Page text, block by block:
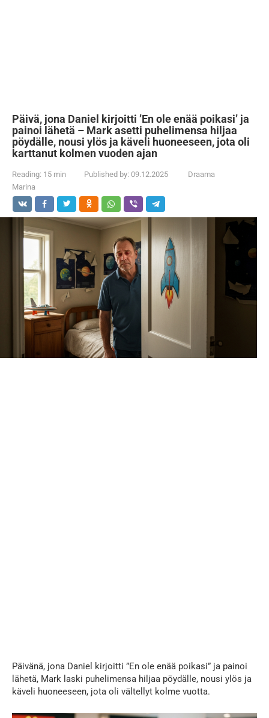
Päivä, jona Daniel kirjoitti ’En ole enää poikasi’ ja
painoi lähetä – Mark asetti puhelimensa hiljaa
pöydälle, nousi ylös ja käveli huoneeseen, jota oli
karttanut kolmen vuoden ajan
Reading: 15 min Published by: 09.12.2025
Draama
Marina
Päivänä, jona Daniel kirjoitti ”En ole enää poikasi” ja painoi
lähetä, Mark laski puhelimensa hiljaa pöydälle, nousi ylös ja
käveli huoneeseen, jota oli vältellyt kolme vuotta.